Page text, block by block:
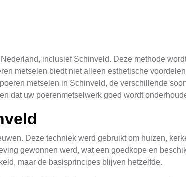
inclusief Schinveld. Deze methode
metselen biedt niet alleen esthetische
metselen in Schinveld, de verschillende
dat uw poerenmetselwerk goed wordt
Deze techniek werd gebruikt om huizen,
gewonnen werd, wat een goedkope en
maar de basisprincipes blijven hetzelfde.